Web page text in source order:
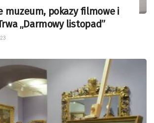
muzeum, pokazy filmowe i
„Darmowy listopad”